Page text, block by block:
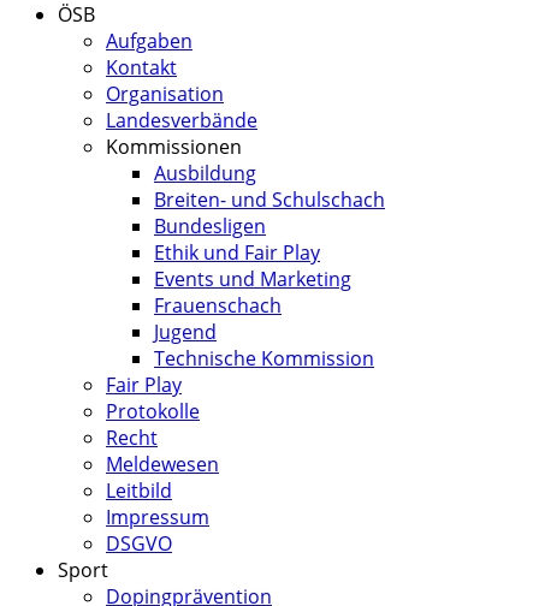
ÖSB
Aufgaben
Kontakt
Organisation
Landesverbände
Kommissionen
Ausbildung
Breiten- und Schulschach
Bundesligen
Ethik und Fair Play
Events und Marketing
Frauenschach
Jugend
Technische Kommission
Fair Play
Protokolle
Recht
Meldewesen
Leitbild
Impressum
DSGVO
Sport
Dopingprävention